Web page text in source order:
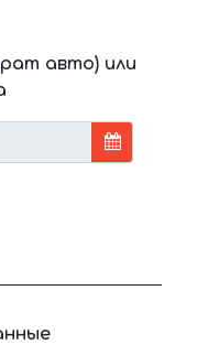
авто) или